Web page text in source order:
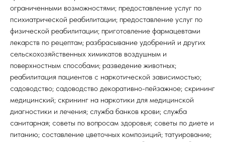
ограниченными возможностями; предоставление услуг по
психиатрической реабилитации; предоставление услуг по
физической реабилитации; приготовление фармацевтами
лекарств по рецептам; разбрасывание удобрений и других
сельскохозяйственных химикатов воздушным и
поверхностным способами; разведение животных;
реабилитация пациентов с наркотической зависимостью;
садоводство; садоводство декоративно-пейзажное; скрининг
медицинский; скрининг на наркотики для медицинской
диагностики и лечения; служба банков крови; служба
санитарная; советы по вопросам здоровья; советы по диете и
питанию; составление цветочных композиций; татуирование;